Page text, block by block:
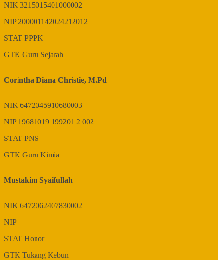
NIK 3215015401000002
NIP200001142024212012
STAT PPPK
GTK Guru Sejarah
Corintha Diana Christie, M.Pd
NIK 6472045910680003
NIP 19681019 199201 2 002
STAT PNS
GTK Guru Kimia
Mustakim Syaifullah
NIK 6472062407830002
NIP
STAT Honor
GTK Tukang Kebun